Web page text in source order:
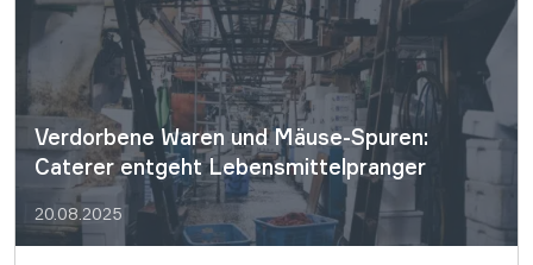
zugesetzt […]
Verdorbene Waren und Mäuse-Spuren:
Caterer entgeht Lebensmittelpranger
20.08.2025